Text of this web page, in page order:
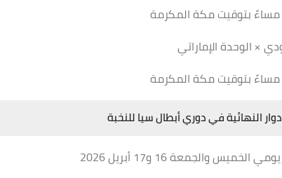
× الوحدة الإماراتي
النهائية في دوري أبطال سيا للنخبة
والجمعة 16 و17 أبريل 2026